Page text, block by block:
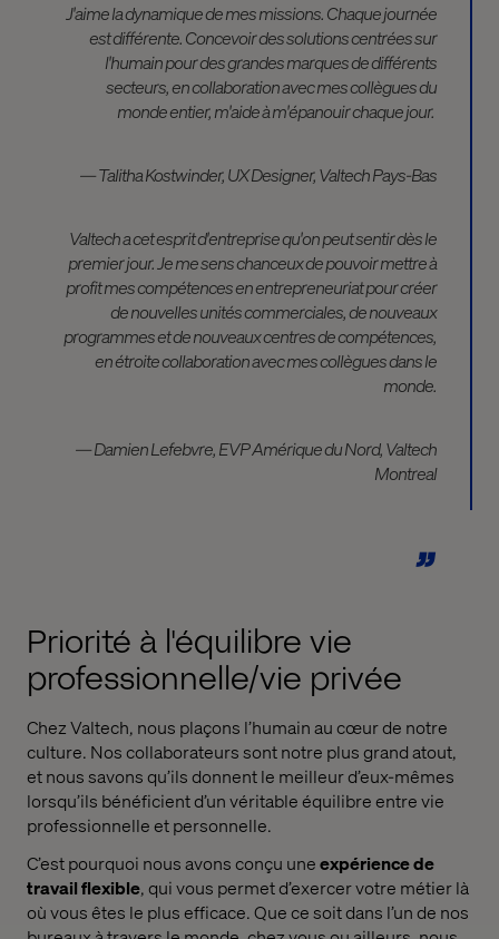
J'aime la dynamique de mes missions. Chaque journée
est différente. Concevoir des solutions centrées sur
l'humain pour des grandes marques de différents
secteurs, en collaboration avec mes collègues du
monde entier, m'aide à m'épanouir chaque jour.
— Talitha Kostwinder, UX Designer, Valtech Pays-Bas
Valtech a cet esprit d'entreprise qu'on peut sentir dès le
premier jour. Je me sens chanceux de pouvoir mettre à
profit mes compétences en entrepreneuriat pour créer
de nouvelles unités commerciales, de nouveaux
programmes et de nouveaux centres de compétences,
en étroite collaboration avec mes collègues dans le
monde.
— Damien Lefebvre, EVP Amérique du Nord, Valtech
Montreal
Priorité à l'équilibre vie
professionnelle/vie privée
Chez Valtech, nous plaçons l’humain au cœur de notre
culture. Nos collaborateurs sont notre plus grand atout,
et nous savons qu’ils donnent le meilleur d’eux-mêmes
lorsqu’ils bénéficient d’un véritable équilibre entre vie
professionnelle et personnelle.
C’est pourquoi nous avons conçu uneexpérience de
travail flexible, qui vous permet d’exercer votre métier là
où vous êtes le plus efficace. Que ce soit dans l’un de nos